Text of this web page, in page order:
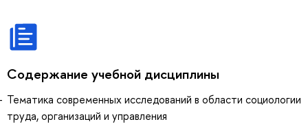
Содержание учебной дисциплины
Тематика современных исследований в области социологии
труда, организаций и управления